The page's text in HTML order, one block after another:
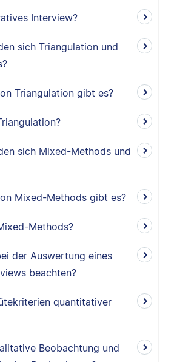
Interview?
sich Triangulation und
Triangulation gibt es?
sich Mixed-Methods und
Mixed-Methods gibt es?
Methods?
der Auswertung eines
beachten?
quantitativer
Beobachtung und